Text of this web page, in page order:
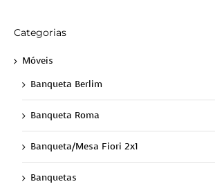
Categorias
Móveis
Banqueta Berlim
Banqueta Roma
Banqueta/Mesa Fiori 2x1
Banquetas